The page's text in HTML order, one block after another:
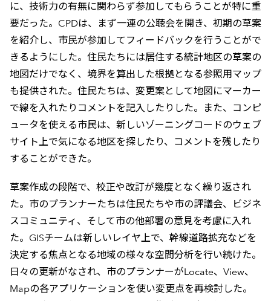
に、技術力の有無に関わらず参加してもらうことが特に重
要だった。CPDは、まず一連の公聴会を開き、初期の草案
を紹介し、市民が参加してフィードバックを行うことがで
きるようにした。住民たちには居住する統計地区の草案の
地図だけでなく、境界を算出した根拠となる参照用マップ
も提供された。住民たちは、変更案として地図にマーカー
で線を入れたりコメントを記入したりした。また、コンピ
ュータを使える市民は、新しいゾーニングコードのウェブ
サイト上で気になる地区を探したり、コメントを残したり
することができた。
草案作成の段階で、校正や改訂が幾度となく繰り返され
た。市のプランナーたちは住民たちや市の評議会、ビジネ
スコミュニティ、そして市の他部署の意見を考慮に入れ
た。GISチームは新しいレイヤ上で、幹線道路拡充などを
決定する焦点となる地域の様々な空間分析を行い続けた。
日々の更新がなされ、市のプランナーがLocate、View、
Mapの各アプリケーションを使い変更点を再検討した。